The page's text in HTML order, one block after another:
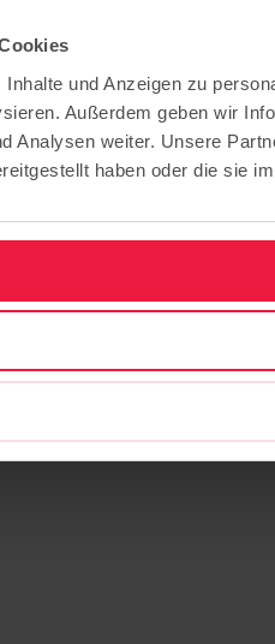
und Anzeigen zu
Außerdem geben wir
Analysen weiter. Unsere
haben oder die sie